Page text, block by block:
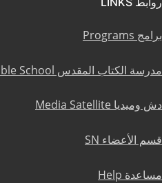
برامج Programs
مدرسة الكتاب المقدس Bible School
دش وميديا Media Satellite
قسم الأعضاء SN
مساعدة Help